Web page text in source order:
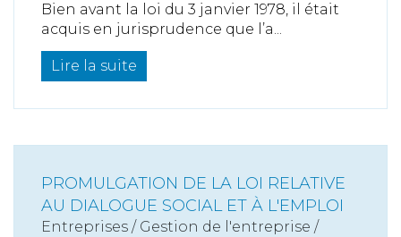
Bien avant la loi du 3 janvier 1978, il était
acquis en jurisprudence que l’a...
Lire la suite
PROMULGATION DE LA LOI RELATIVE
AU DIALOGUE SOCIAL ET À L'EMPLOI
Entreprises / Gestion de l'entreprise /